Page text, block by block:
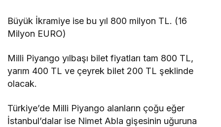
Büyük İkramiye ise bu yıl 800 milyon TL. (16
Milyon EURO)
Milli Piyango yılbaşı bilet fiyatları tam 800 TL,
yarım 400 TL ve çeyrek bilet 200 TL şeklinde
olacak.
Türkiye’de Milli Piyango alanların çoğu eğer
İstanbul’dalar ise Nimet Abla gişesinin uğuruna